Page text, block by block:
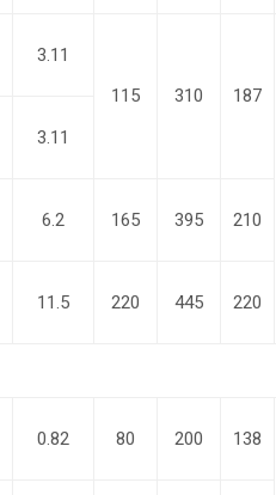
3.11
115
310
187
3.11
6.2 165 395 210
11.5 220 445 220
0.82 80 200 138